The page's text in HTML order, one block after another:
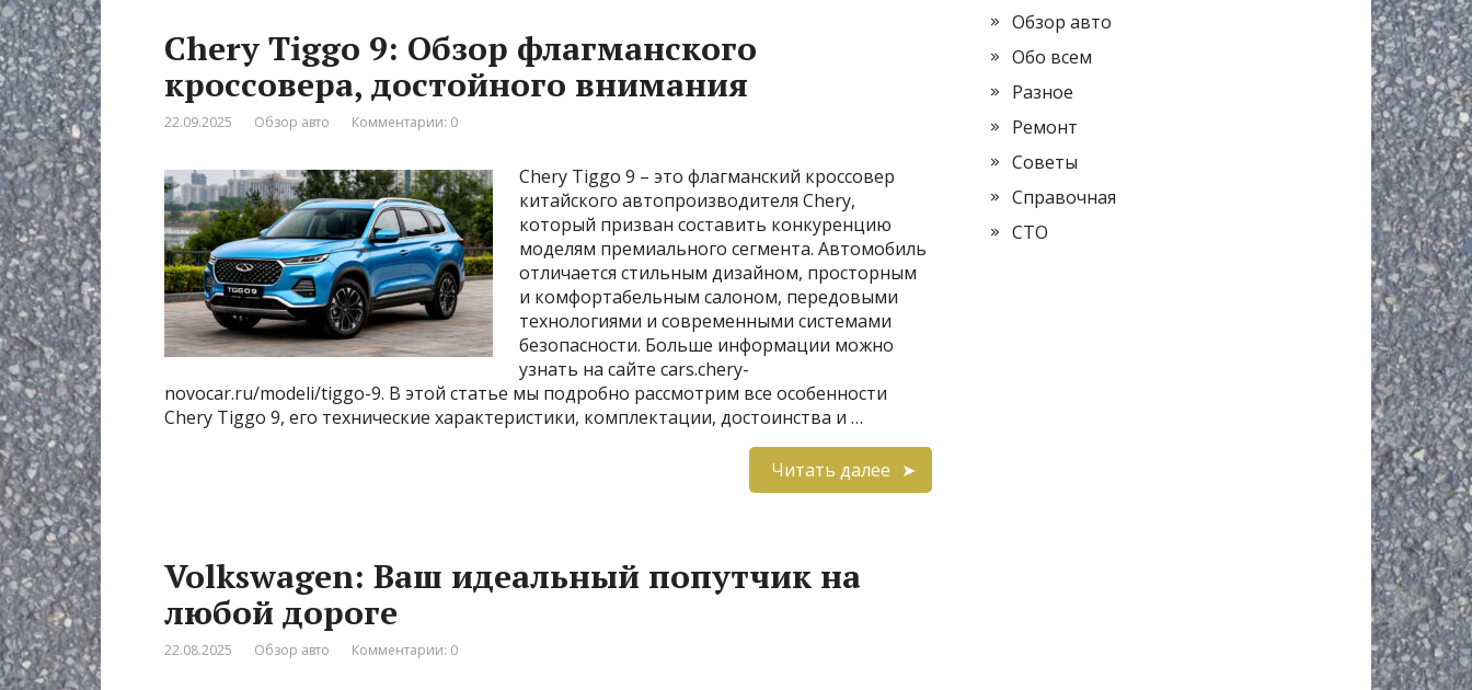
Chery Tiggo 9: Обзор флагманского
кроссовера, достойного внимания
22.09.2025 Обзор авто Комментарии: 0
Chery Tiggo 9 – это флагманский кроссовер
китайского автопроизводителя Chery,
который призван составить конкуренцию
моделям премиального сегмента. Автомобиль
отличается стильным дизайном, просторным
и комфортабельным салоном, передовыми
технологиями и современными системами
безопасности. Больше информации можно
узнать на сайте cars.chery-
novocar.ru/modeli/tiggo-9. В этой статье мы подробно рассмотрим все особенности
Chery Tiggo 9, его технические характеристики, комплектации, достоинства и …
Читать далее
Volkswagen: Ваш идеальный попутчик на
любой дороге
22.08.2025 Обзор авто Комментарии: 0
Обзор авто
Обо всем
Разное
Ремонт
Советы
Справочная
СТО